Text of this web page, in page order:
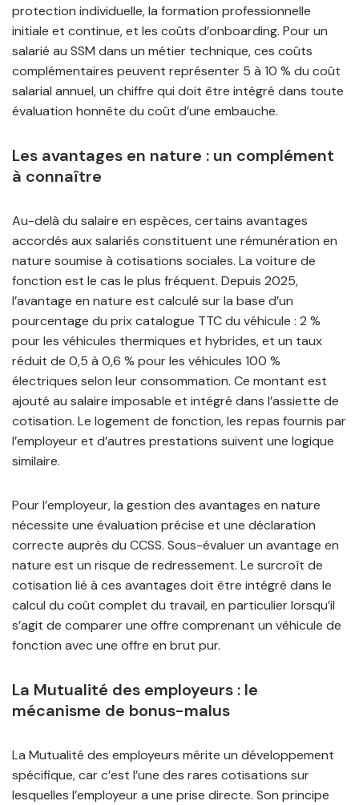
protection individuelle, la formation professionnelle
initiale et continue, et les coûts d’onboarding. Pour un
salarié au SSM dans un métier technique, ces coûts
complémentaires peuvent représenter 5 à 10 % du coût
salarial annuel, un chiffre qui doit être intégré dans toute
évaluation honnête du coût d’une embauche.
Les avantages en nature : un complément
à connaître
Au-delà du salaire en espèces, certains avantages
accordés aux salariés constituent une rémunération en
nature soumise à cotisations sociales. La voiture de
fonction est le cas le plus fréquent. Depuis 2025,
l’avantage en nature est calculé sur la base d’un
pourcentage du prix catalogue TTC du véhicule : 2 %
pour les véhicules thermiques et hybrides, et un taux
réduit de 0,5 à 0,6 % pour les véhicules 100 %
électriques selon leur consommation. Ce montant est
ajouté au salaire imposable et intégré dans l’assiette de
cotisation. Le logement de fonction, les repas fournis par
l’employeur et d’autres prestations suivent une logique
similaire.
Pour l’employeur, la gestion des avantages en nature
nécessite une évaluation précise et une déclaration
correcte auprès du CCSS. Sous-évaluer un avantage en
nature est un risque de redressement. Le surcroît de
cotisation lié à ces avantages doit être intégré dans le
calcul du coût complet du travail, en particulier lorsqu’il
s’agit de comparer une offre comprenant un véhicule de
fonction avec une offre en brut pur.
La Mutualité des employeurs : le
mécanisme de bonus-malus
La Mutualité des employeurs mérite un développement
spécifique, car c’est l’une des rares cotisations sur
lesquelles l’employeur a une prise directe. Son principe